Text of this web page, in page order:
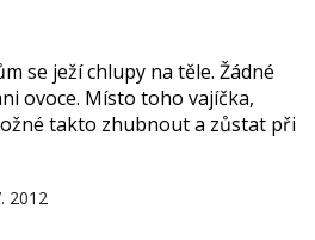
se ježí chlupy na těle. Žádné
ovoce. Místo toho vajíčka,
takto zhubnout a zůstat při
2012